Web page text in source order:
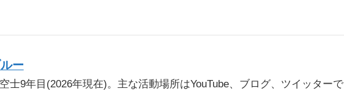
ー
士9年目(2026年現在)。主な活動場所はYouTube、ブログ、ツイッターで